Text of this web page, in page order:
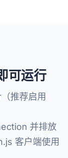
可运行
推荐启用
并排放
客户端使用